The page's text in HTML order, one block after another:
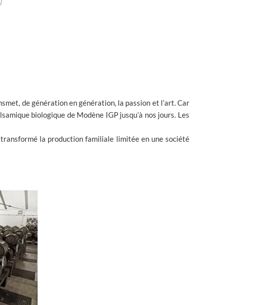
de génération en génération, la passion et l’art. Car
biologique de Modène IGP jusqu’à nos jours. Les
la production familiale limitée en une société